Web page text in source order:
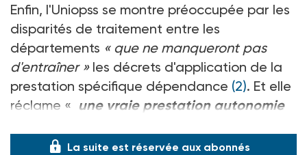
Enfin, l'Uniopss se montre préoccupée par les
disparités de traitement entre les
départements « que ne manqueront pas
d'entraîner »les décrets d'application de la
prestation spécifique dépendance (2). Et elle
réclame « une vraie prestation autonomie
La suite est réservée aux abonnés